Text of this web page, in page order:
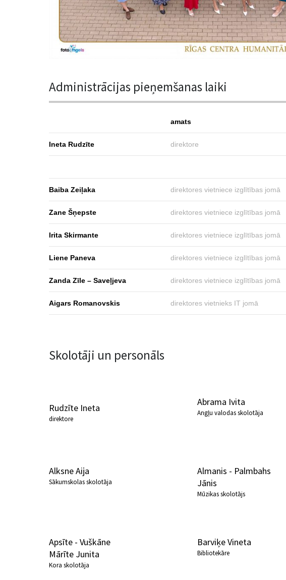
Administrācijas pieņemšanas laiki
amats
Ineta Rudzīte direktore
Baiba Zeiļaka direktores vietniece izglītības jomā
Zane Šņepste direktores vietniece izglītības jomā
Irita Skirmante direktores vietniece izglītības jomā
Liene Paneva direktores vietniece izglītības jomā
Zanda Zīle – Saveļjeva direktores vietniece izglītības jomā
Aigars Romanovskis direktores vietnieks IT jomā
Skolotāji un personāls
Rudzīte Ineta
direktore
Abrama Ivita
Angļu valodas skolotāja
Alksne Aija
Sākumskolas skolotāja
Almanis - Palmbahs
Jānis
Mūzikas skolotājs
Apsīte - Vuškāne
Mārīte Junita
Kora skolotāja
Barviķe Vineta
Bibliotekāre